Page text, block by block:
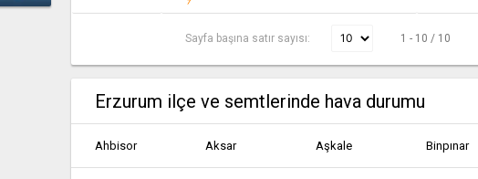
Sayfa başına satır sayısı: 1 - 10 / 10
Erzurum ilçe ve semtlerinde hava durumu
Ahbisor Aksar Aşkale Binpınar